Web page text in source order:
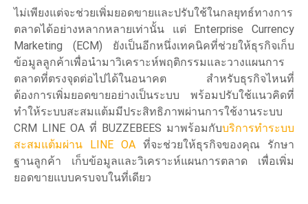
ไม่เพียงแต่จะช่วยเพิ่มยอดขายและปรับใช้ในกลยุทธ์ทางการ
ตลาดได้อย่างหลากหลายเท่านั้น แต่ Enterprise Currency
Marketing (ECM) ยังเป็นอีกหนึ่งเทคนิคที่ช่วยให้ธุรกิจเก็บ
ข้อมูลลูกค้าเพื่อนำมาวิเคราะห์พฤติกรรมและวางแผนการ
ตลาดที่ตรงจุดต่อไปได้ในอนาคต สำหรับธุรกิจไหนที่
ต้องการเพิ่มยอดขายอย่างเป็นระบบ พร้อมปรับใช้แนวคิดที่
ทำให้ระบบสะสมแต้มมีประสิทธิภาพผ่านการใช้งานระบบ
CRM LINE OA ที่ BUZZEBEES มาพร้อมกับบริการทำระบบ
สะสมแต้มผ่าน LINE OA ที่จะช่วยให้ธุรกิจของคุณ รักษา
ฐานลูกค้า เก็บข้อมูลและวิเคราะห์แผนการตลาด เพื่อเพิ่ม
ยอดขายแบบครบจบในที่เดียว